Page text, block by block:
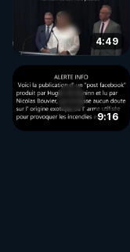
4:49
9:16